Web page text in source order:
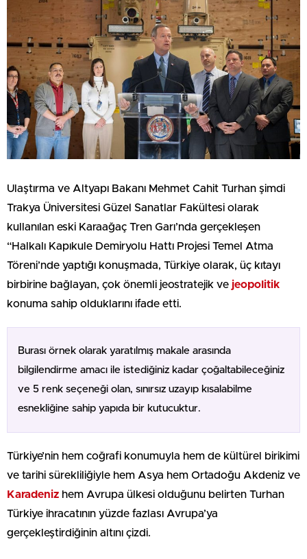
Ulaştırma ve Altyapı Bakanı Mehmet Cahit Turhan şimdi
Trakya Üniversitesi Güzel Sanatlar Fakültesi olarak
kullanılan eski Karaağaç Tren Garı’nda gerçekleşen
“Halkalı Kapıkule Demiryolu Hattı Projesi Temel Atma
Töreni’nde yaptığı konuşmada, Türkiye olarak, üç kıtayı
birbirine bağlayan, çok önemli jeostratejik ve jeopolitik
konuma sahip olduklarını ifade etti.
Burası örnek olarak yaratılmış makale arasında
bilgilendirme amacı ile istediğiniz kadar çoğaltabileceğiniz
ve 5 renk seçeneği olan, sınırsız uzayıp kısalabilme
esnekliğine sahip yapıda bir kutucuktur.
Türkiye’nin hem coğrafi konumuyla hem de kültürel birikimi
ve tarihi sürekliliğiyle hem Asya hem Ortadoğu Akdeniz ve
Karadeniz hem Avrupa ülkesi olduğunu belirten Turhan
Türkiye ihracatının yüzde fazlası Avrupa’ya
gerçekleştirdiğinin altını çizdi.